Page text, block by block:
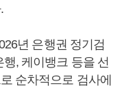
년 은행권 정기검
, 케이뱅크 등을 선
순차적으로 검사에